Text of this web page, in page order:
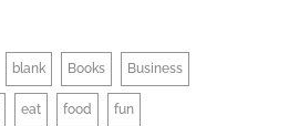
blank Books Business
eat food fun